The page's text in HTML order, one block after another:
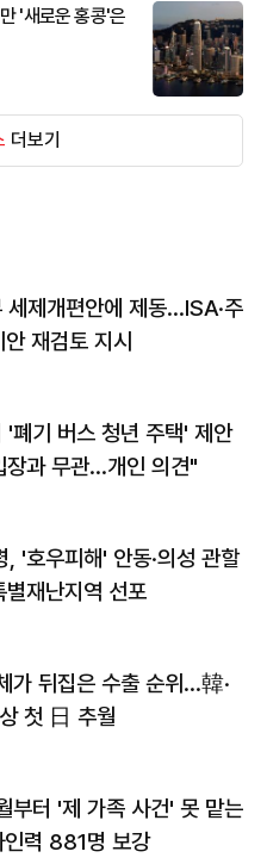
'새로운 홍콩'은
더보기
제개편안에 제동…ISA·주
재검토 지시
폐기 버스 청년 주택' 제안
장과 무관…개인 의견"
, '호우피해' 안동·의성 관할
재난지역 선포
가 뒤집은 수출 순위…韓·
첫 日 추월
부터 '제 가족 사건' 못 맡는
력 881명 보강